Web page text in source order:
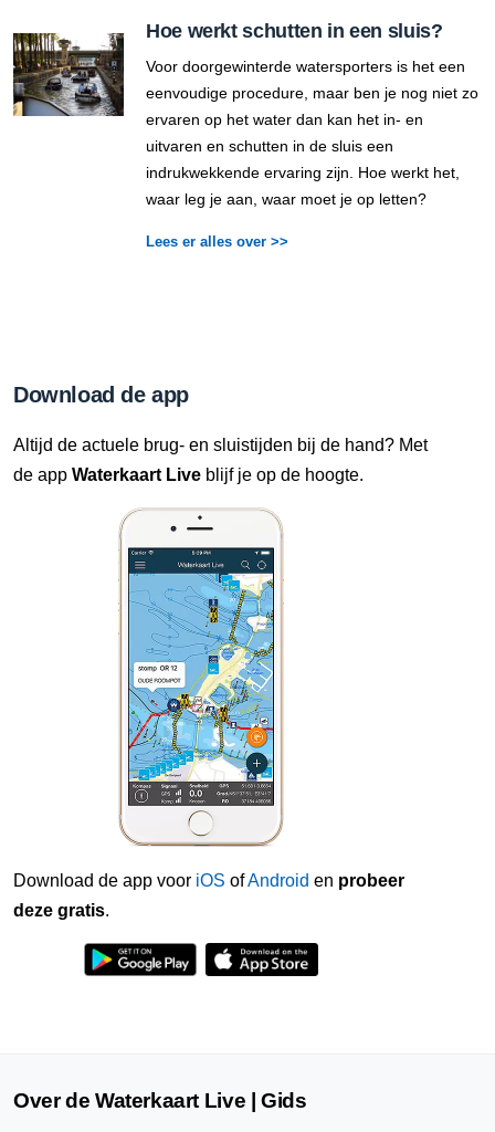
Hoe werkt schutten in een sluis?
Voor doorgewinterde watersporters is het een
eenvoudige procedure, maar ben je nog niet zo
ervaren op het water dan kan het in- en
uitvaren en schutten in de sluis een
indrukwekkende ervaring zijn. Hoe werkt het,
waar leg je aan, waar moet je op letten?
Lees er alles over >>
Download de app
Altijd de actuele brug- en sluistijden bij de hand? Met
de app Waterkaart Live blijf je op de hoogte.
Download de app voor iOS ofAndroid en probeer
deze gratis.
Over de Waterkaart Live | Gids